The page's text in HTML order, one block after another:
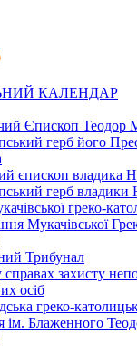
КАЛЕНДАР
Єпископ Теодор
герб його
єпископ владика
герб владики
греко-
Мукачівської
Трибунал
справах захисту
осіб
греко-
ім. Блаженного